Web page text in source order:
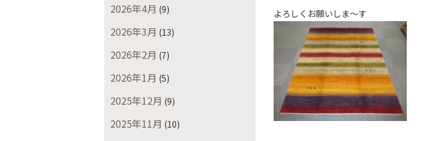
2026年4月 (9)
2026年3月 (13)
2026年2月 (7)
2026年1月 (5)
2025年12月 (9)
2025年11月 (10)
よろしくお願いしま〜す